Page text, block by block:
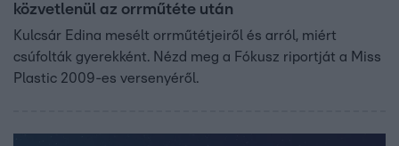
közvetlenül az orrműtéte után
Kulcsár Edina mesélt orrműtétjeiről és arról, miért
csúfolták gyerekként. Nézd meg a Fókusz riportját a Miss
Plastic 2009-es versenyéről.